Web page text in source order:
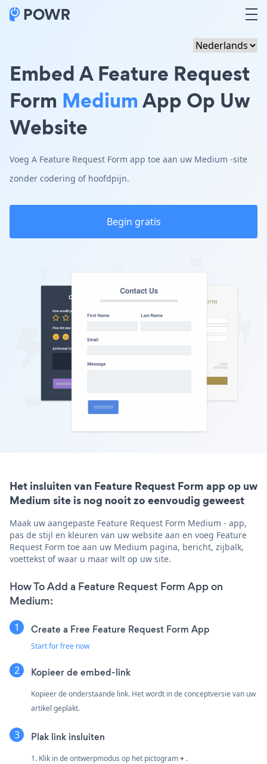
Embed A Feature Request
Form MediumApp Op Uw
Website
Voeg A Feature Request Form app toe aan uw Medium -site
zonder codering of hoofdpijn.
Begin gratis
Het insluiten van Feature Request Form app op uw
Medium site is nog nooit zo eenvoudig geweest
Maak uw aangepaste Feature Request Form Medium - app,
pas de stijl en kleuren van uw website aan en voeg Feature
Request Form toe aan uw Medium pagina, bericht, zijbalk,
voettekst of waar u maar wilt op uw site.
How To Add a Feature Request Form App on
Medium:
Create a Free Feature Request Form App
Start for free now
Kopieer de embed-link
Kopieer de onderstaande link. Het wordt in de conceptversie van uw
artikel geplakt.
Plak link insluiten
1. Klik in de ontwerpmodus op het pictogram+ .